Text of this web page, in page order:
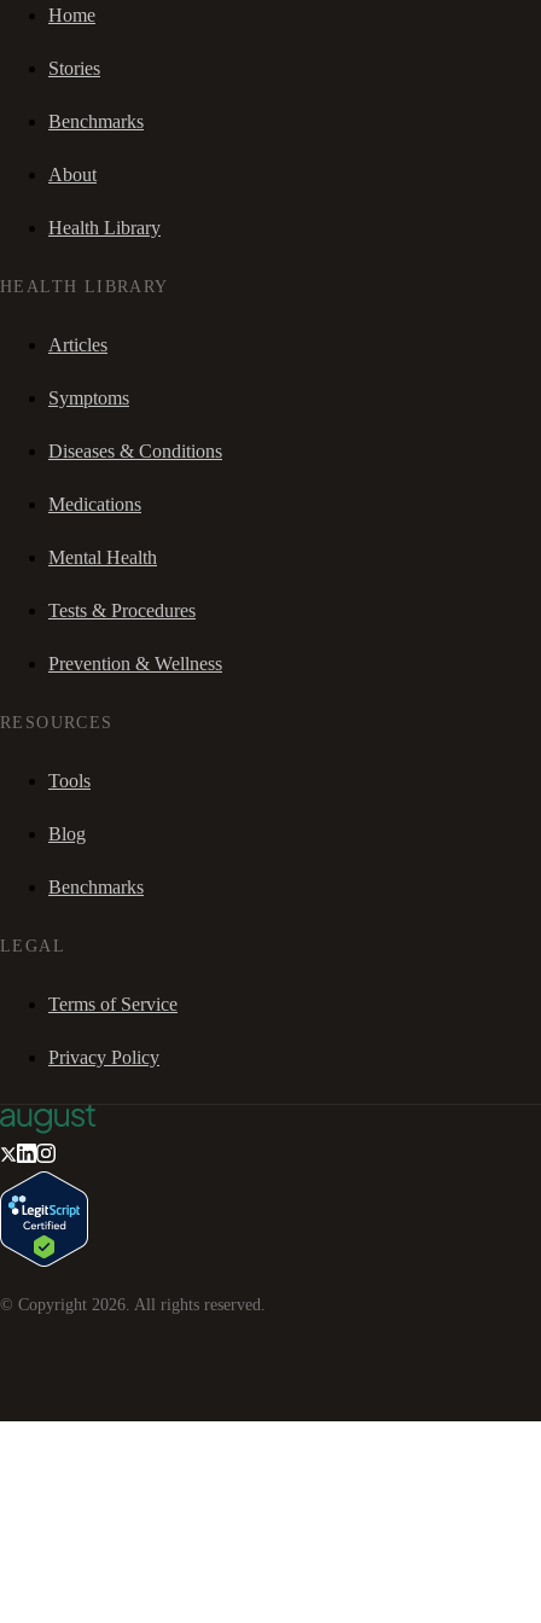
Home
Stories
Benchmarks
About
Health Library
HEALTH LIBRARY
Articles
Symptoms
Diseases & Conditions
Medications
Mental Health
Tests & Procedures
Prevention & Wellness
RESOURCES
Tools
Blog
Benchmarks
LEGAL
Terms of Service
Privacy Policy
© Copyright 2026. All rights reserved.